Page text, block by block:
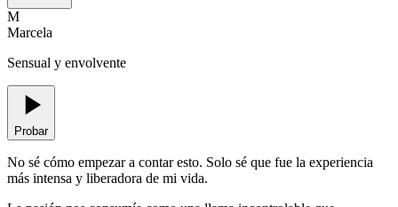
M
Marcela
Sensual y envolvente
Probar
No sé cómo empezar a contar esto. Solo sé que fue la experiencia
más intensa y liberadora de mi vida.